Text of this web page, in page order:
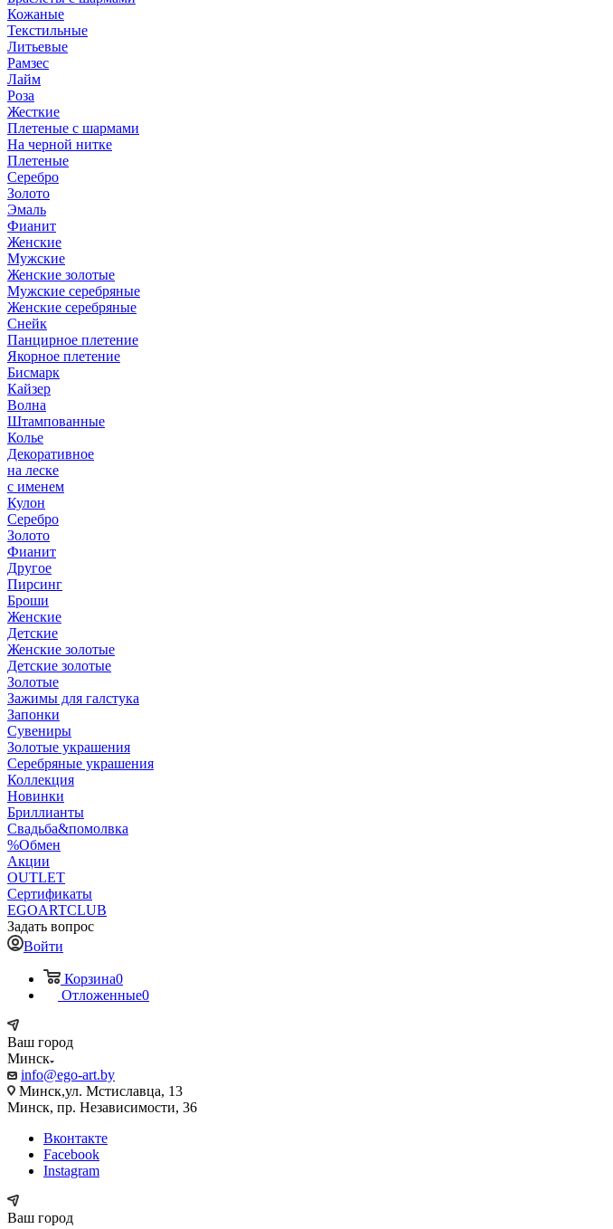
Кожаные
Текстильные
Литьевые
Рамзес
Лайм
Роза
Жесткие
Плетеные с шармами
На черной нитке
Плетеные
Серебро
Золото
Эмаль
Фианит
Женские
Мужские
Женские золотые
Мужские серебряные
Женские серебряные
Снейк
Панцирное плетение
Якорное плетение
Бисмарк
Кайзер
Волна
Штампованные
Колье
Декоративное
на леске
с именем
Кулон
Серебро
Золото
Фианит
Другое
Пирсинг
Броши
Женские
Детские
Женские золотые
Детские золотые
Золотые
Зажимы для галстука
Запонки
Сувениры
Золотые украшения
Серебряные украшения
Коллекция
Новинки
Бриллианты
Свадьба&помолвка
%Обмен
Акции
OUTLET
Сертификаты
EGOARTCLUB
Задать вопрос
Войти
Корзина0
Отложенные0
Ваш город
Минск
info@ego-art.by
Минск,ул. Мстиславца, 13
Минск, пр. Независимости, 36
Вконтакте
Facebook
Instagram
Ваш город